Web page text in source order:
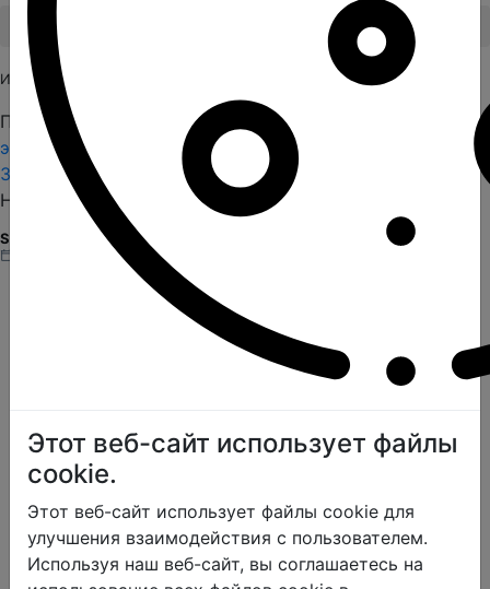
Или продолжить
Продолжая, вы принимаете Hamiliya
эксплуатации
Политика конфиденциальности
Забыли Ваш пароль?
Нет учетной записи?
Зарегистрироваться
SvetlaLika
Этот веб-сайт использует файлы
cookie.
Этот веб-сайт использует файлы cookie для
улучшения взаимодействия с пользователем.
Используя наш веб-сайт, вы соглашаетесь на